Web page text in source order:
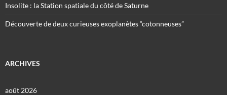
Insolite : la Station spatiale du côté de Saturne
Découverte de deux curieuses exoplanètes “cotonneuses”
ARCHIVES
août 2026